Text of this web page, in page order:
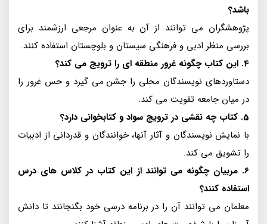
باشد؟
پژوهشگران می توانند از آن به عنوان مرجعی ارزشمند برای
بررسی منظر ادبی و فرهنگی سیستان و بلوچستان استفاده کنند.
4. این کتاب چگونه غرور منطقه ای را ترویج می کند؟
دستاوردهای نویسندگان محلی را جشن می گیرد و حس غرور را
در میان جامعه تقویت می کند.
5. کتاب چه نقشی در ترویج سواد و کتابخوانی دارد؟
با نمایش نویسندگان و آثار آنها، خوانندگان و قدردانی از ادبیات
را تشویق می کند.
6. مربیان چگونه می توانند از این کتاب در کلاس های درس
استفاده کنند؟
معلمان می توانند آن را در برنامه درسی خود بگنجانند تا دانش